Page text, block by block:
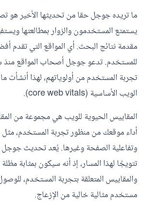
ما تريده جوجل حقا من تحديثها الأخير هو
يستمتع المستخدمون والزوار بمطالعتها
مقدمة نتائج البحث. أي المواقع التي تقدم
للمستخدم. تدعو جوجل أصحاب المواقع
تجربة المستخدم من أولوياتهم،لهذا أنشأت
الويب الأساسية (
core web vitals
).
المقاييس الحيوية للويب هي مجموعة من
أداء موقعك من منظور تجربة المستخدم،
وتفاعلية الصفحة وغيرها.يُعد تحديث جوجل
تتويجًا لهذا المسار، إذ أنه سيكون بمثابة
والمقاييس المتعلقة بتجربة المستخدم،
مستخدم مثالية خالية من الإزعاج.